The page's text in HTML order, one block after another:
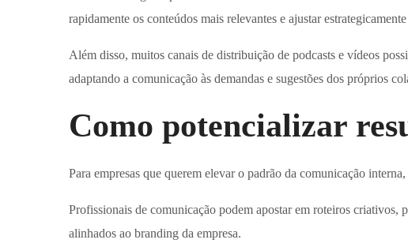
rapidamente os conteúdos mais relevantes e ajustar
Além disso, muitos canais de distribuição de podcasts e vídeos
adaptando a comunicação às demandas e sugestões dos próprios
Como potencializar
Para empresas que querem elevar o padrão da comunicação
Profissionais de comunicação podem apostar em roteiros criativos,
alinhados ao branding da empresa.